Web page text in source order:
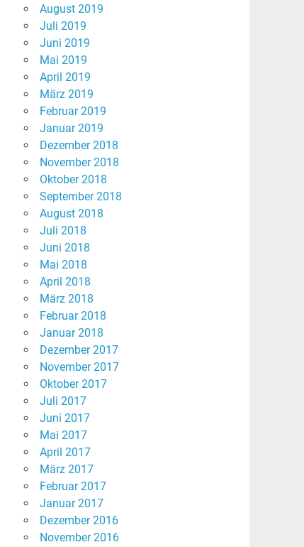
August 2019
Juli 2019
Juni 2019
Mai 2019
April 2019
März 2019
Februar 2019
Januar 2019
Dezember 2018
November 2018
Oktober 2018
September 2018
August 2018
Juli 2018
Juni 2018
Mai 2018
April 2018
März 2018
Februar 2018
Januar 2018
Dezember 2017
November 2017
Oktober 2017
Juli 2017
Juni 2017
Mai 2017
April 2017
März 2017
Februar 2017
Januar 2017
Dezember 2016
November 2016